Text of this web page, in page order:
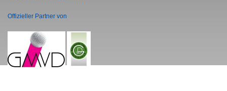
Offizieller Partner von